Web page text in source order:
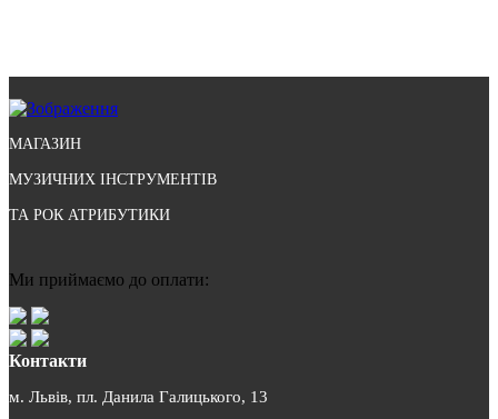
МАГАЗИН
МУЗИЧНИХ ІНСТРУМЕНТІВ
ТА РОК АТРИБУТИКИ
Ми приймаємо до оплати:
Контакти
м. Львів, пл. Данила Галицького, 13